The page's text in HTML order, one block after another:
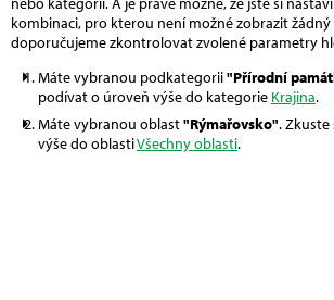
kombinaci, pro kterou není možné zobrazit žádný
doporučujeme zkontrolovat zvolené parametry
Máte vybranou podkategorii"Přírodní
podívat o úroveň výše do kategorie Krajina.
Máte vybranou oblast"Rýmařovsko".
výše do oblastiVšechny oblasti.